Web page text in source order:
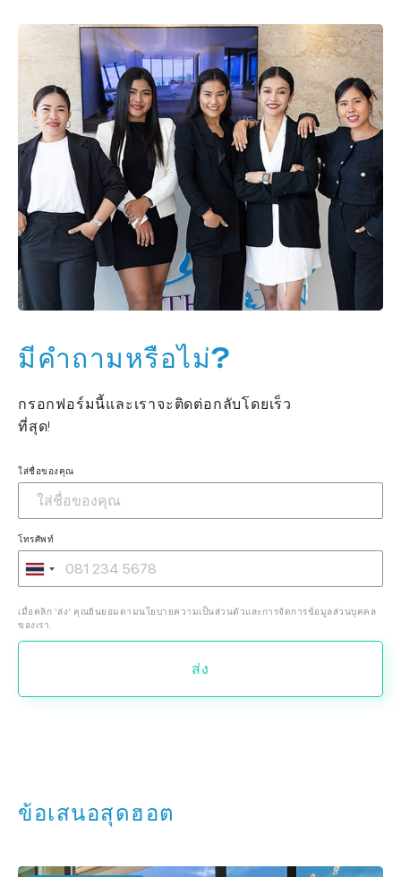
มีคำถามหรือไม่?
กรอกฟอร์มนี้และเราจะติดต่อกลับโดยเร็ว
ที่สุด!
ใส่ชื่อของคุณ
โทรศัพท์
เมื่อคลิก 'ส่ง' คุณยินยอมตามนโยบายความเป็นส่วนตัวและการจัดการข้อมูลส่วนบุคคล
ของเรา.
ส่ง
ข้อเสนอสุดฮอต